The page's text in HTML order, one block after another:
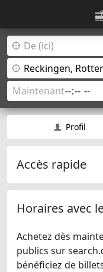
Profil
Accès rapide
Horaires avec
Achetez dès
publics sur
bénéficiez de